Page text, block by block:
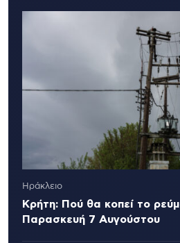
Ηράκλειο
Κρήτη: Πού θα κοπεί το
Παρασκευή 7 Αυγούστου